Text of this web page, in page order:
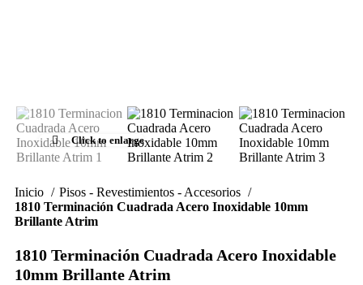
Click to enlarge
Inicio
Pisos - Revestimientos - Accesorios
1810 Terminación Cuadrada Acero Inoxidable 10mm
Brillante Atrim
1810 Terminación Cuadrada Acero Inoxidable
10mm Brillante Atrim